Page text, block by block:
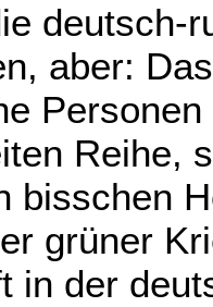
deutsch-
aber:
Reihe,
bisschen
grüner
in der